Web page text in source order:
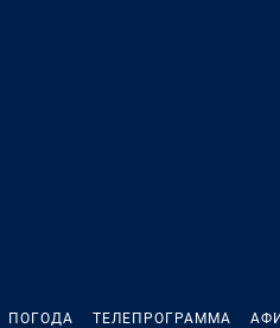
ПОГОДА ТЕЛЕПРОГРАММА